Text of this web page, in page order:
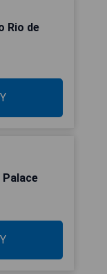
Rio de
Palace